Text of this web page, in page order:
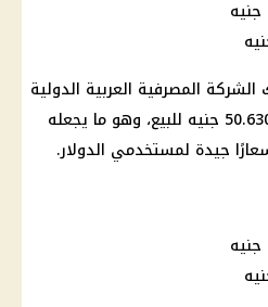
المصرفية العربية الدولية
حول 50.530 جنيه للشراء و50.630 جنيه للبيع، وهو ما يجعله
جيدة لمستخدمي الدولار.